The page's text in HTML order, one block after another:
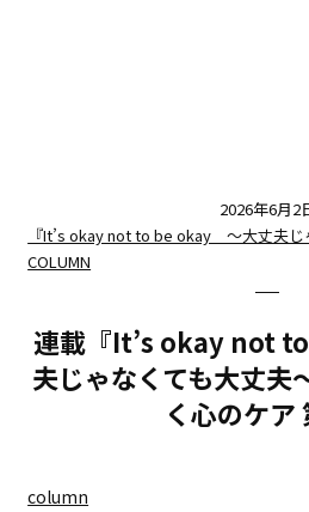
2026年6月2
『It’s okay not to be okay 〜大丈夫じ
COLUMN
連載『It’s okay not
夫じゃなくても大丈夫
く心のケア
column